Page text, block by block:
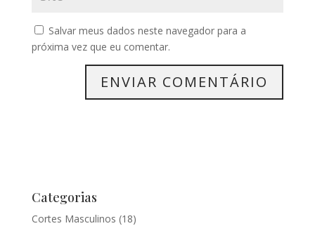
Salvar meus dados neste navegador para a
próxima vez que eu comentar.
Categorias
Cortes Masculinos (18)